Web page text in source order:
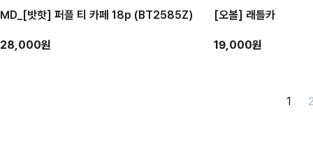
MD_[밧핫] 퍼플 티 카페 18p (BT2585Z)
28,000원
[오볼] 래틀카
19,000원
1